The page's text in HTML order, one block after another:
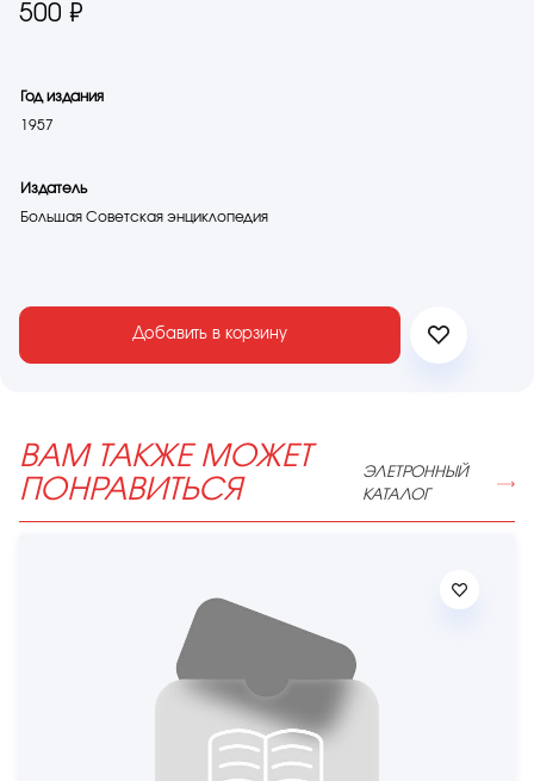
500 ₽
Год издания
1957
Издатель
Большая Советская энциклопедия
Добавить в корзину
ВАМ ТАКЖЕ МОЖЕТ
ПОНРАВИТЬСЯ
ЭЛЕТРОННЫЙ
КАТАЛОГ